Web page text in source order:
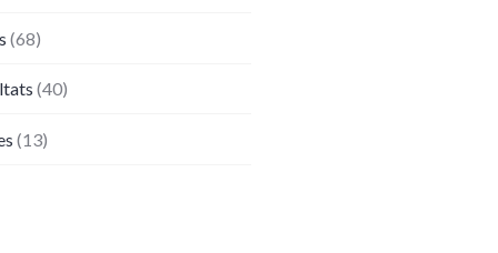
(68)
(40)
(13)